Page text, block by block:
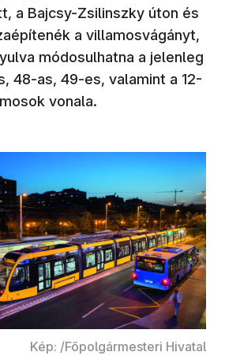
a Bajcsy-Zsilinszky úton és
a villamosvágányt,
módosulhatna a jelenleg
48-as, 49-es, valamint a 12-
vonala.
Kép: /Főpolgármesteri Hivatal